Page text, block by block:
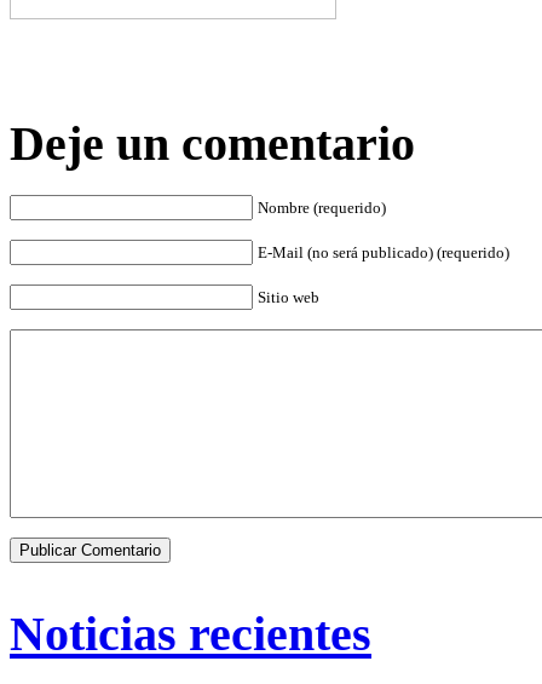
Deje un comentario
Nombre (requerido)
E-Mail (no será publicado) (requerido)
Sitio web
Noticias recientes